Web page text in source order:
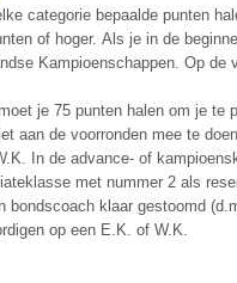
categorie bepaalde punten
of hoger. Als je in de
Kampioenschappen. Op
je 75 punten halen om je
aan de voorronden mee te
In de advance- of
met nummer 2 als
bondscoach klaar gestoomd
op een E.K. of W.K.